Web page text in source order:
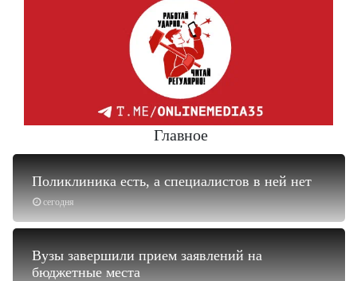
Главное
сегодня
Поликлиника есть, а специалистов в ней нет
Вузы завершили прием заявлений на
бюджетные места